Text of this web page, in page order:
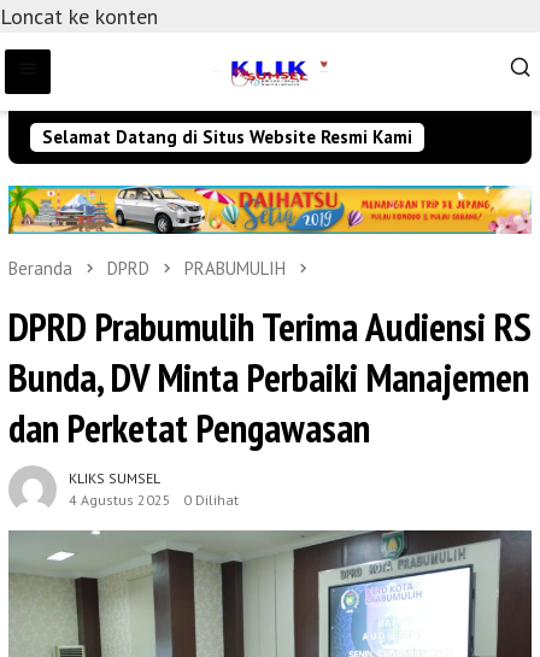
Loncat ke konten
Selamat Datang di Situs Website Resmi Kami
Beranda DPRD PRABUMULIH
DPRD Prabumulih Terima Audiensi RS
Bunda, DV Minta Perbaiki Manajemen
dan Perketat Pengawasan
KLIKS SUMSEL
4 Agustus 2025
0 Dilihat